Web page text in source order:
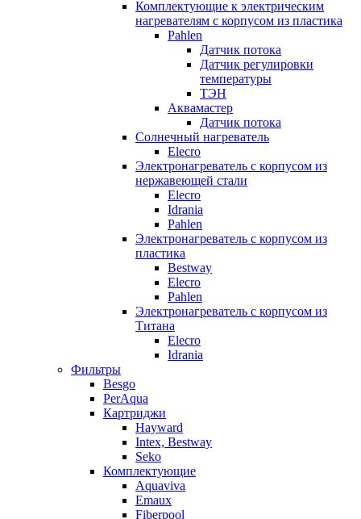
Комплектующие к электрическим
нагревателям с корпусом из пластика
Pahlen
Датчик потока
Датчик регулировки
температуры
ТЭН
Аквамастер
Датчик потока
Солнечный нагреватель
Elecro
Электронагреватель с корпусом из
нержавеющей стали
Elecro
Idrania
Pahlen
Электронагреватель с корпусом из
пластика
Bestway
Elecro
Pahlen
Электронагреватель с корпусом из
Титана
Elecro
Idrania
Фильтры
Besgo
PerAqua
Картриджи
Hayward
Intex, Bestway
Seko
Комплектующие
Aquaviva
Emaux
Fiberpool